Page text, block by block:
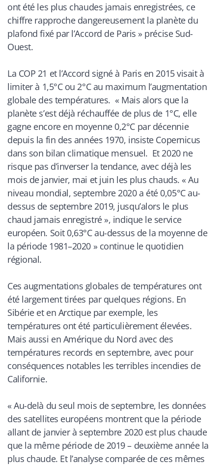
ont été les plus chaudes jamais enregistrées, ce
chiffre rapproche dangereusement la planète du
plafond fixé par l’Accord de Paris » précise Sud-
Ouest.
La COP 21 et l’Accord signé à Paris en 2015 visait à
limiter à 1,5°C ou 2°C au maximum l’augmentation
globale des températures. « Mais alors que la
planète s’est déjà réchauffée de plus de 1°C, elle
gagne encore en moyenne 0,2°C par décennie
depuis la fin des années 1970, insiste Copernicus
dans son bilan climatique mensuel. Et 2020 ne
risque pas d’inverser la tendance, avec déjà les
mois de janvier, mai et juin les plus chauds. « Au
niveau mondial, septembre 2020 a été 0,05°C au-
dessus de septembre 2019, jusqu’alors le plus
chaud jamais enregistré », indique le service
européen. Soit 0,63°C au-dessus de la moyenne de
la période 1981–2020 » continue le quotidien
régional.
Ces augmentations globales de températures ont
été largement tirées par quelques régions. En
Sibérie et en Arctique par exemple, les
températures ont été particulièrement élevées.
Mais aussi en Amérique du Nord avec des
températures records en septembre, avec pour
conséquences notables les terribles incendies de
Californie.
«Au-delà du seul mois de septembre, les données
des satellites européens montrent que la période
allant de janvier à septembre 2020 est plus chaude
que la même période de 2019 – deuxième année la
plus chaude. Et l’analyse comparée de ces mêmes